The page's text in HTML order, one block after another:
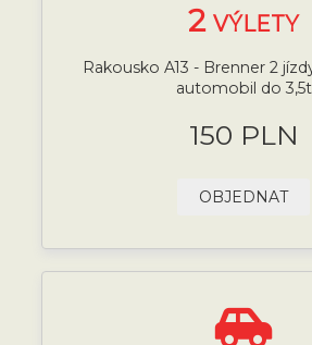
2 VÝLETY
Rakousko A13 - Brenner 2
automobil do 3,5t
150 PLN
OBJEDNAT